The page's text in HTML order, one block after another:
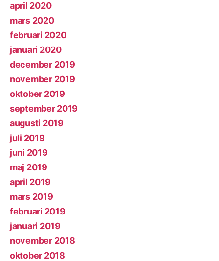
april 2020
mars 2020
februari 2020
januari 2020
december 2019
november 2019
oktober 2019
september 2019
augusti 2019
juli 2019
juni 2019
maj 2019
april 2019
mars 2019
februari 2019
januari 2019
november 2018
oktober 2018